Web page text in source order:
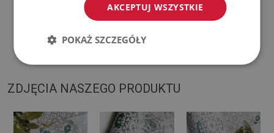
Mata jest przeznaczona do użytku na
ZDJĘCIA NASZEGO PRODUKTU
AKCEPTUJ WSZYSTKIE
POKAŻ SZCZEGÓŁY